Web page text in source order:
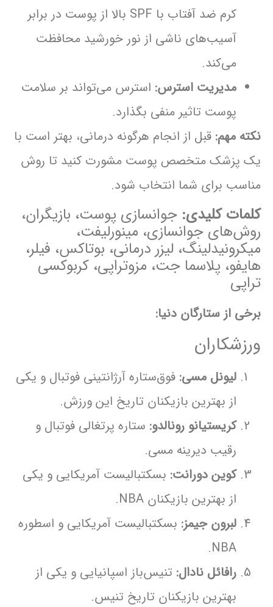
کرم ضد آفتاب با SPF بالا از پوست در برابر
آسیب‌های ناشی از نور خورشید محافظت
می‌کند.
مدیریت استرس: استرس می‌تواند بر سلامت
پوست تاثیر منفی بگذارد.
نکته مهم: قبل از انجام هرگونه درمانی، بهتر است با
یک پزشک متخصص پوست مشورت کنید تا روش
مناسب برای شما انتخاب شود.
کلمات کلیدی: جوانسازی پوست، بازیگران،
روش‌های جوانسازی، مینورلیفت،
میکرونیدلینگ، لیزر درمانی، بوتاکس، فیلر،
هایفو، پلاسما جت، مزوتراپی، کربوکسی
تراپی
برخی از ستارگان دنیا:
ورزشکاران
لیونل مسی: فوق‌ستاره آرژانتینی فوتبال و یکی
از بهترین بازیکنان تاریخ این ورزش.
کریستیانو رونالدو: ستاره پرتغالی فوتبال و
رقیب دیرینه مسی.
کوین دورانت: بسکتبالیست آمریکایی و یکی
از بهترین بازیکنان NBA.
لبرون جیمز: بسکتبالیست آمریکایی و اسطوره
NBA.
رافائل نادال: تنیس‌باز اسپانیایی و یکی از
بهترین بازیکنان تاریخ تنیس.